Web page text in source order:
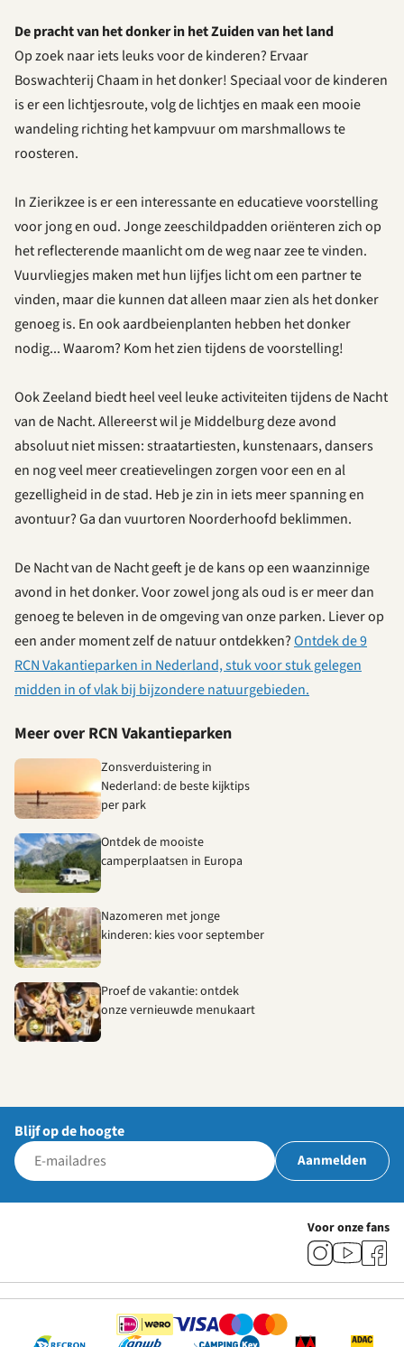
De pracht van het donker in het Zuiden van het land
Op zoek naar iets leuks voor de kinderen? Ervaar
Boswachterij Chaam in het donker! Speciaal voor de kinderen
is er een lichtjesroute, volg de lichtjes en maak een mooie
wandeling richting het kampvuur om marshmallows te
roosteren.
In Zierikzee is er een interessante eneducatievevoorstelling
voor jong en oud. Jonge zeeschildpadden oriënteren zich op
het reflecterende maanlicht om de weg naar zee te vinden.
Vuurvliegjes maken met hun lijfjes licht om een partner te
vinden, maar die kunnen dat alleen maar zien als het donker
genoeg is. En ook aardbeienplanten hebben het donker
nodig... Waarom? Kom het zien tijdens de voorstelling!
Ook Zeeland biedt heel veel leuke activiteiten tijdens de Nacht
van de Nacht. Allereerst wil jeMiddelburgdeze avond
absoluut niet missen: straatartiesten, kunstenaars, dansers
en nog veel meer creatievelingen zorgen voor een en al
gezelligheid in de stad. Heb je zin in iets meer spanning en
avontuur? Ga danvuurtoren Noorderhoofd beklimmen.
De Nacht van de Nacht geeft je de kans op een waanzinnige
avond in het donker. Voor zowel jong als oud is er meer dan
genoeg te beleven in de omgeving van onze parken. Liever op
een ander moment zelf de natuur ontdekken?Ontdek de 9
RCN Vakantieparken in Nederland, stuk voor stuk gelegen
midden in of vlak bij bijzondere natuurgebieden.
Meer over RCN Vakantieparken
Zonsverduistering in
Nederland: de beste kijktips
per park
Ontdek de mooiste
camperplaatsen in Europa
Nazomeren met jonge
kinderen: kies voor september
Proef de vakantie: ontdek
onze vernieuwde menukaart
Blijf op de hoogte
Aanmelden
Voor onze fans